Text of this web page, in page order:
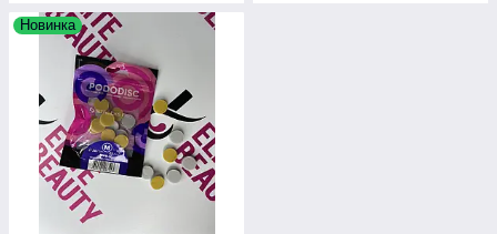
Новинка